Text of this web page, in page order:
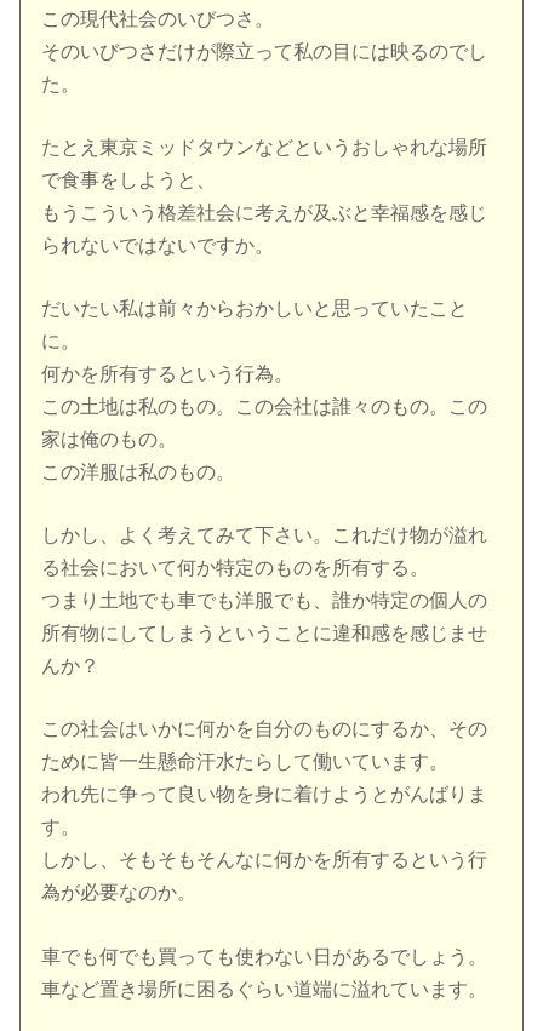
この現代社会のいびつさ。
そのいびつさだけが際立って私の目には映るのでし
た。
たとえ東京ミッドタウンなどというおしゃれな場所
で食事をしようと、
もうこういう格差社会に考えが及ぶと幸福感を感じ
られないではないですか。
だいたい私は前々からおかしいと思っていたこと
に。
何かを所有するという行為。
この土地は私のもの。この会社は誰々のもの。この
家は俺のもの。
この洋服は私のもの。
しかし、よく考えてみて下さい。これだけ物が溢れ
る社会において何か特定のものを所有する。
つまり土地でも車でも洋服でも、誰か特定の個人の
所有物にしてしまうということに違和感を感じませ
んか？
この社会はいかに何かを自分のものにするか、その
ために皆一生懸命汗水たらして働いています。
われ先に争って良い物を身に着けようとがんばりま
す。
しかし、そもそもそんなに何かを所有するという行
為が必要なのか。
車でも何でも買っても使わない日があるでしょう。
車など置き場所に困るぐらい道端に溢れています。